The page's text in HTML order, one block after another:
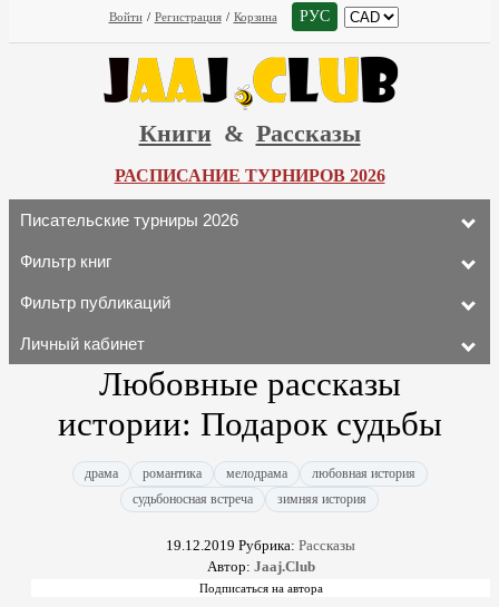
Войти / Регистрация / Корзина РУС
Книги & Рассказы
РАСПИСАНИЕ ТУРНИРОВ 2026
Писательские турниры 2026
Фильтр книг
Фильтр публикаций
Личный кабинет
Любовные рассказы
истории: Подарок судьбы
драма романтика мелодрама
любовная история
судьбоносная встреча
зимняя история
19.12.2019 Рубрика: Рассказы
Автор: Jaaj.Club